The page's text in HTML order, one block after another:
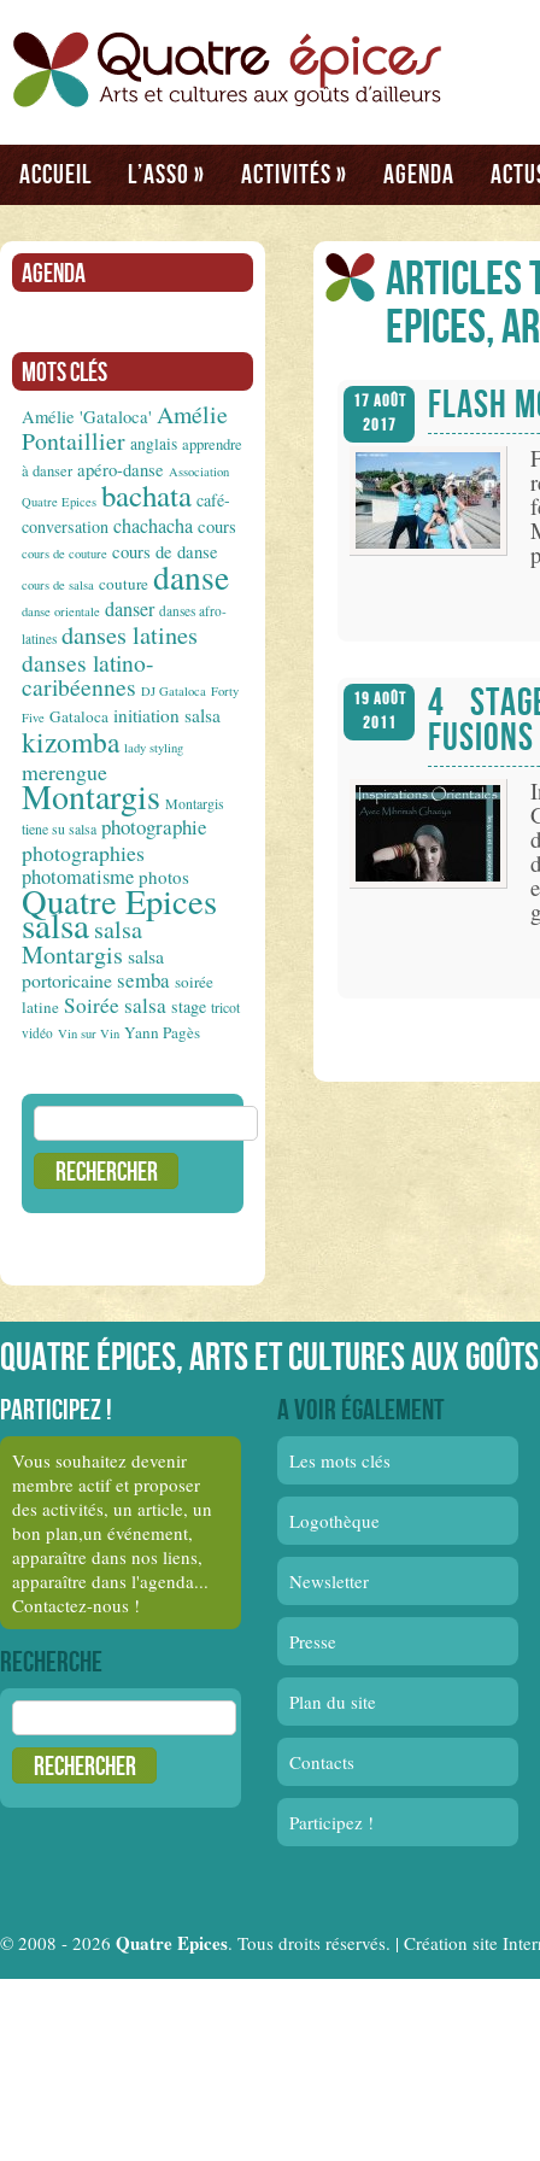
Accueil L’asso » Activités » Agenda
Agenda
Mots clés
Amélie 'Gataloca' Amélie
Pontaillier anglais apprendre
à danser apéro-danse Association
Quatre Epices bachata café-
conversation chachacha cours
cours de couture cours de danse
cours de salsa couture danse
danse orientale danser danses afro-
latines danses latines
danses latino-
caribéennes DJ Gataloca Forty
Five Gataloca initiation salsa
kizomba lady styling
merengue
Montargis Montargis
tiene su salsa photographie
photographies
photomatisme photos
Quatre Epices
salsasalsa
Montargis salsa
portoricainesemba soirée
latine Soirée salsa stage tricot
vidéo Vin sur Vin Yann Pagès
Rechercher :
Articles
Epices,
FLASH
17 Août
2017
4
19 Août
2011
Quatre épices, arts et cultures aux
Participez !
Vous souhaitez devenir
membre actif et proposer
des activités, un article, un
bon plan,un événement,
apparaître dans nos liens,
apparaître dans l'agenda...
Contactez-nous !
Recherche
Rechercher :
A voir également
Les mots clés
Logothèque
Newsletter
Presse
Plan du site
Contacts
Participez !
© 2008 - 2026 Quatre Epices. Tous droits réservés. | Création site